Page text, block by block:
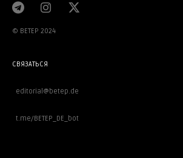
© BETEP 2024
СВЯЗАТЬСЯ
editorial@betep.de
t.me/BETEP_DE_bot